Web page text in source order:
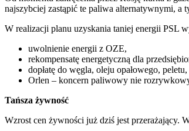
najszybciej zastąpić te paliwa alternatywnymi, a
W realizacji planu uzyskania taniej energii PSL
uwolnienie energii z OZE,
rekompensatę energetyczną dla
dopłatę do węgla, oleju opałowego,
Orlen – koncern paliwowy nie
Tańsza żywność
Wzrost cen żywności już dziś jest przerażający.